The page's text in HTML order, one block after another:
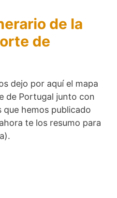
de la
de
dejo por aquí el mapa
de Portugal junto con
hemos publicado
te los resumo para